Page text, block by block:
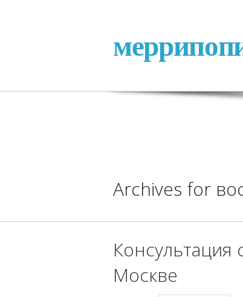
Archives for
Консультация
Москве